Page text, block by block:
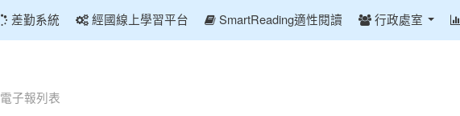
差勤系統 經國線上學習平台 SmartReading適性閱讀 行政處室
電子報列表